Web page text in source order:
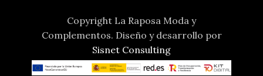
Copyright La Raposa Moda y
Complementos. Diseño y desarrollo por
Sisnet Consulting